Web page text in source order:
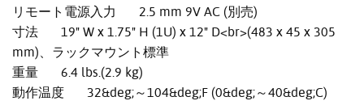
リモート電源入力 2.5 mm 9V AC (別売)
寸法 19" W x 1.75" H (1U) x 12" D<br>(483 x 45 x 305
mm)、ラックマウント標準
重量 6.4 lbs.(2.9 kg)
動作温度 32&deg;～104&deg;F (0&deg;～40&deg;C)